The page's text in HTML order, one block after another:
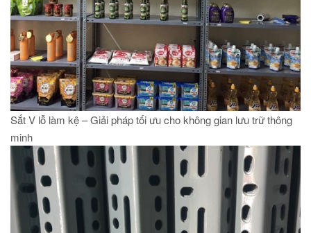
Sắt V lỗ làm kệ – Giải pháp tối ưu cho không gian lưu trữ thông
minh